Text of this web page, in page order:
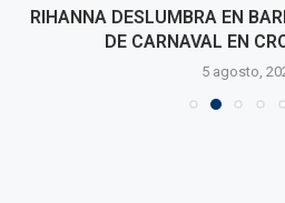
RIHANNA DESLUMBRA EN
DE CARNAVAL EN
5 agosto,